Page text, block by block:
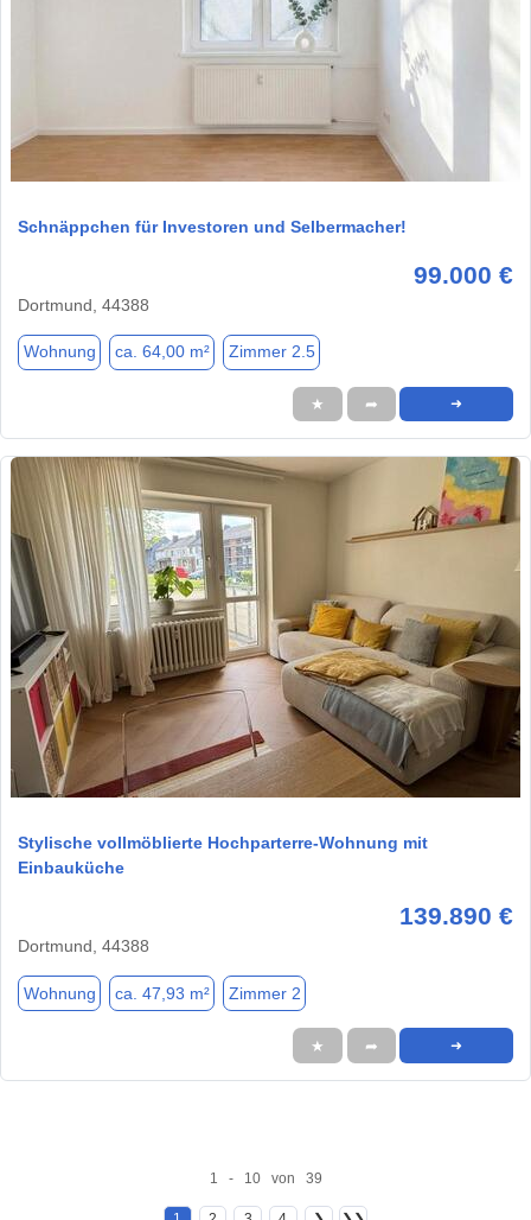
Schnäppchen für Investoren und Selbermacher!
99.000 €
Dortmund, 44388
Wohnung ca. 64,00 m² Zimmer 2.5
★ ➦ ➜
Stylische vollmöblierte Hochparterre-Wohnung mit
Einbauküche
139.890 €
Dortmund, 44388
Wohnung ca. 47,93 m² Zimmer 2
★ ➦ ➜
1 - 10 von 39